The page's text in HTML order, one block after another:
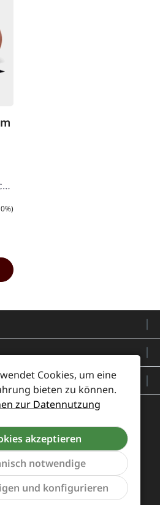
Cookies, um eine
bieten zu können.
zur Datennutzung
akzeptieren
notwendige
und konfigurieren